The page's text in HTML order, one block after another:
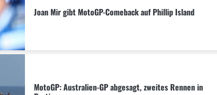
Joan Mir gibt MotoGP-Comeback auf Phillip Island
MotoGP: Australien-GP abgesagt, zweites Rennen in